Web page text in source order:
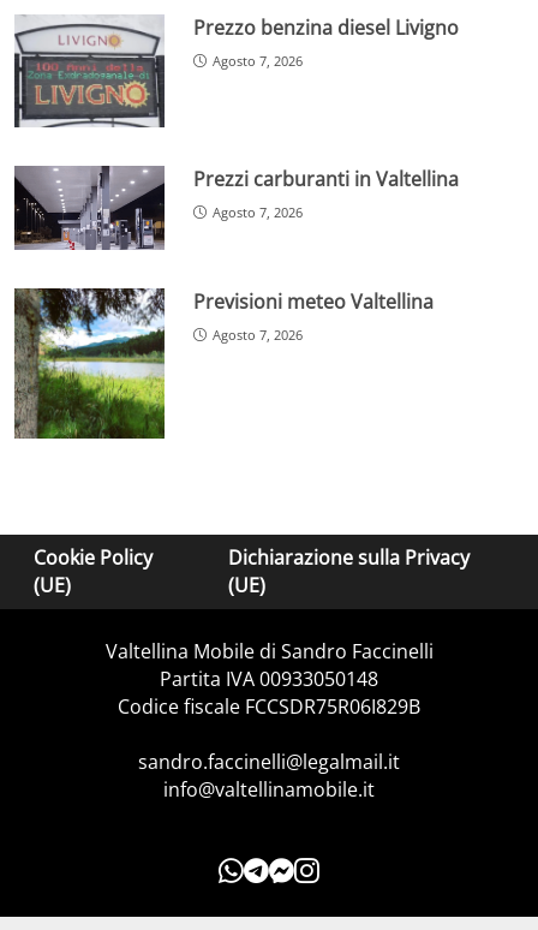
Prezzo benzina diesel Livigno
Agosto 7, 2026
Prezzi carburanti in Valtellina
Agosto 7, 2026
Previsioni meteo Valtellina
Agosto 7, 2026
Cookie Policy
(UE)
Dichiarazione sulla Privacy
(UE)
Valtellina Mobile di Sandro Faccinelli
Partita IVA 00933050148
Codice fiscale FCCSDR75R06I829B
sandro.faccinelli@legalmail.it
info@valtellinamobile.it